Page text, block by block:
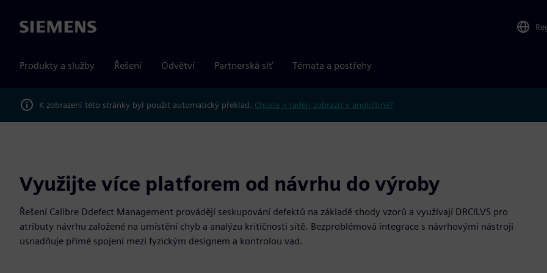
Siemens
Produkty a služby Řešení Odvětví Partnerská síť Témata a postřehy
K zobrazení této stránky byl použit automatický překlad. Chcete ji raději zobrazit v angličtině?
Využijte více platforem od návrhu do výroby
Řešení Calibre Ddefect Management provádějí seskupování defektů na základě shody vzorů a využívají DRC/LVS pro
atributy návrhu založené na umístění chyb a analýzu kritičnosti sítě. Bezproblémová integrace s návrhovými nástroji
usnadňuje přímé spojení mezi fyzickým designem a kontrolou vad.